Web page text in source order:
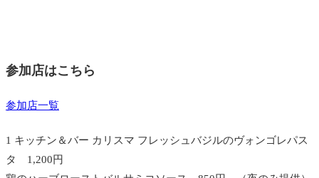
参加店はこちら
参加店一覧
1 キッチン＆バー カリスマ フレッシュバジルのヴォンゴレパス
タ 1,200円